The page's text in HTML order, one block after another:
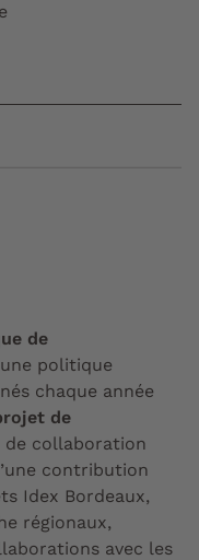
de
politique
chaque année
de
de collaboration
contribution
Idex Bordeaux,
régionaux,
avec les